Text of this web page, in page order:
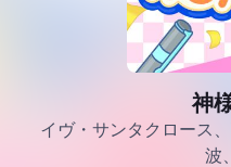
神
イヴ・サンタクロース
波